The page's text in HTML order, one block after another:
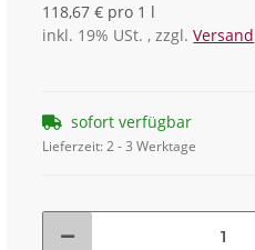
118,67 € pro 1 l
inkl. 19% USt. , zzgl.Versand
sofort verfügbar
Lieferzeit:2 - 3 Werktage